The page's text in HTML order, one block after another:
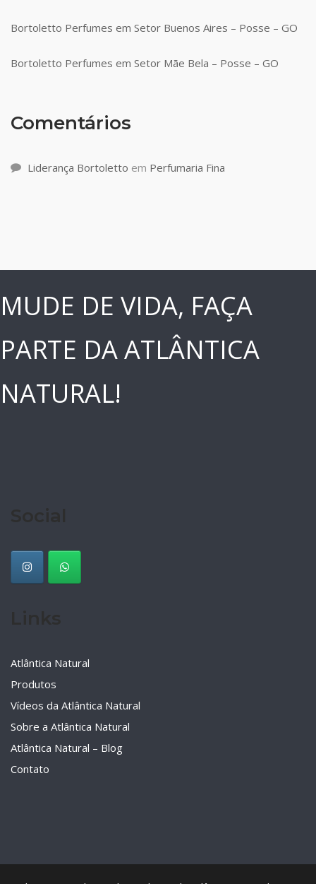
Bortoletto Perfumes em Setor Buenos Aires – Posse – GO
Bortoletto Perfumes em Setor Mãe Bela – Posse – GO
Comentários
Liderança Bortoletto em Perfumaria Fina
MUDE DE VIDA, FAÇA
PARTE DA ATLÂNTICA
NATURAL!
Atlântica Natural
Produtos
Vídeos da Atlântica Natural
Sobre a Atlântica Natural
Atlântica Natural – Blog
Contato